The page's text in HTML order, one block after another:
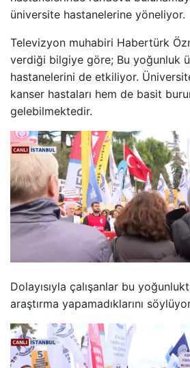
üniversite hastanelerine yöneliyor.
Televizyon muhabiri Habertürk
verdiği bilgiye göre; Bu yoğunluk
hastanelerini de etkiliyor.
kanser hastaları hem de basit
gelebilmektedir.
Dolayısıyla çalışanlar bu
araştırma yapamadıklarını